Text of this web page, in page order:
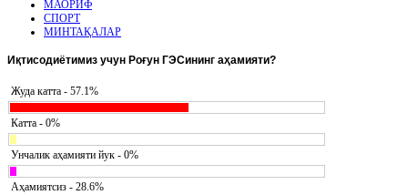
МАОРИФ
СПОРТ
МИНТАҚАЛАР
Иқтисодиётимиз учун Роғун ГЭСининг аҳамияти?
Жуда катта - 57.1%
Катта - 0%
Унчалик аҳамияти йук - 0%
Аҳамиятсиз - 28.6%